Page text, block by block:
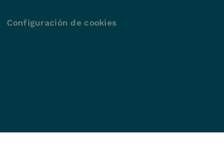
Configuración de cookies